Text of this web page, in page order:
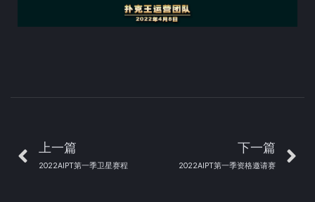
上一篇
2022AIPT第一季卫星赛程
下一篇
2022AIPT第一季资格邀请赛